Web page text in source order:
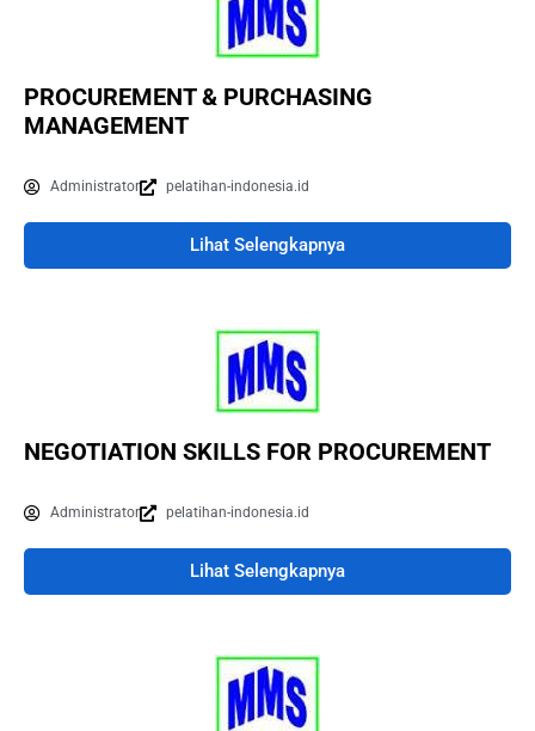
PROCUREMENT & PURCHASING
MANAGEMENT
Administrator pelatihan-indonesia.id
Lihat Selengkapnya
NEGOTIATION SKILLS FOR PROCUREMENT
Administrator pelatihan-indonesia.id
Lihat Selengkapnya